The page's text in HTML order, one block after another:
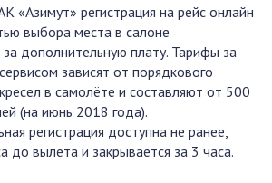
«Азимут» регистрация на рейс онлайн
выбора места в салоне
за дополнительную плату. Тарифы за
зависят от порядкового
в самолёте и составляют от 500
(на июнь 2018 года).
регистрация доступна не ранее,
до вылета и закрывается за 3 часа.